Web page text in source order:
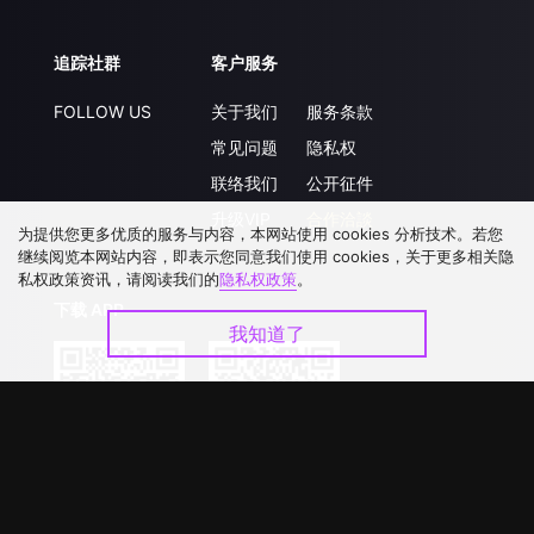
追踪社群
FOLLOW US
客户服务
关于我们
常见问题
联络我们
服务条款
隐私权
公开征件
下载 APP
为提供您更多优质的服务与内容，本网站使用 cookies 分析技术。若您
继续阅览本网站内容，即表示您同意我们使用 cookies，关于更多相关隐
私权政策资讯，请阅读我们的隐私权政策。
我知道了